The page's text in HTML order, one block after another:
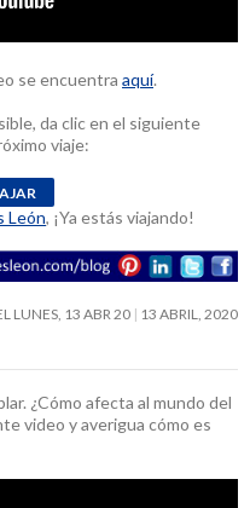
se encuentra aquí.
da clic en el siguiente
viaje:
León, ¡Ya estás viajando!
LUNES, 13 ABR 20
13 ABRIL, 2020
¿Cómo afecta al mundo del
video y averigua cómo es